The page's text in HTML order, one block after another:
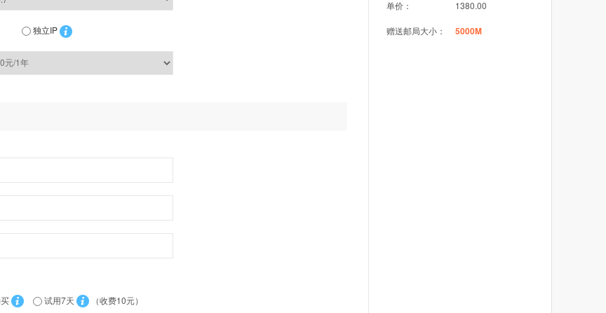
单价： 1380.00
赠送邮局大小： 5000M
独立IP
试用7天
（收费10元）